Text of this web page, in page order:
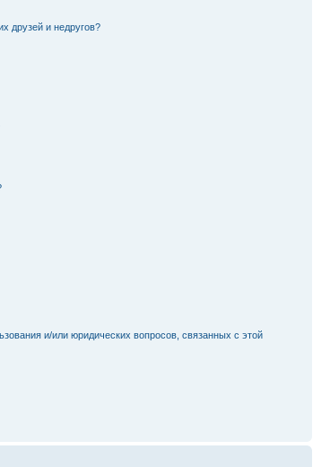
друзей и недругов?
и/или юридических вопросов, связанных с этой